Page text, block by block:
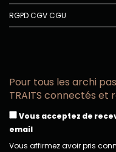
RGPDCGVCGU
Pour tous les archi
TRAITS connectés
Vous acceptez de
email
Vous affirmez avoir pris